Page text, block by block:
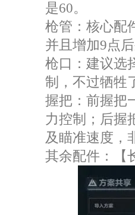
是60。
枪管：核心配
并且增加9点
枪口：建议选
制，不过牺牲
握把：前握把
力控制；后握
及瞄准速度，
其余配件：【